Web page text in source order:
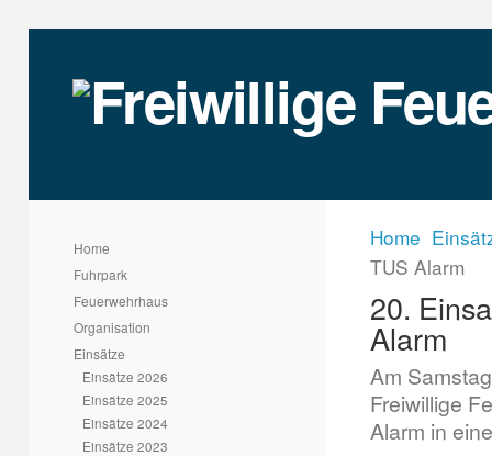
Home
Fuhrpark
Feuerwehrhaus
Organisation
Einsätze
Einsätze 2026
Einsätze 2025
Einsätze 2024
Einsätze 2023
Home
TUS Alarm
20.
Alarm
Am
Freiwillige
Alarm in